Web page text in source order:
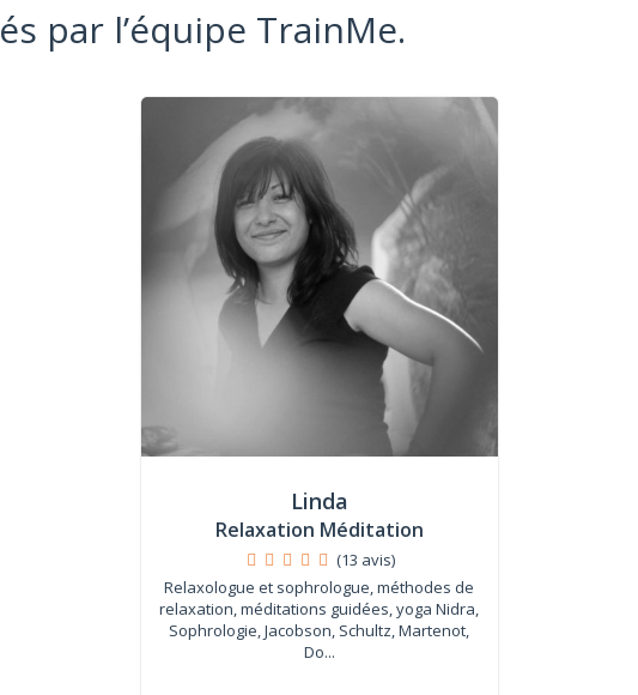
par l’équipe TrainMe.
Linda
Relaxation Méditation
(13 avis)
Relaxologue et sophrologue, méthodes de
relaxation, méditations guidées, yoga Nidra,
Sophrologie, Jacobson, Schultz, Martenot,
Do...